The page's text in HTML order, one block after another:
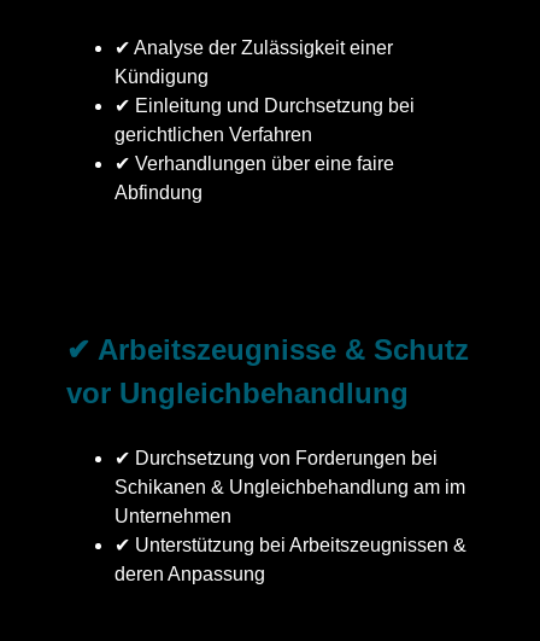
✔ Analyse der Zulässigkeit einer
Kündigung
✔ Einleitung und Durchsetzung bei
gerichtlichen Verfahren
✔ Verhandlungen über eine faire
Abfindung
✔ Arbeitszeugnisse & Schutz
vor Ungleichbehandlung
✔ Durchsetzung von Forderungen bei
Schikanen & Ungleichbehandlung am im
Unternehmen
✔ Unterstützung bei Arbeitszeugnissen &
deren Anpassung